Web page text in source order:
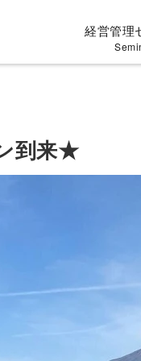
経営管理
到来★